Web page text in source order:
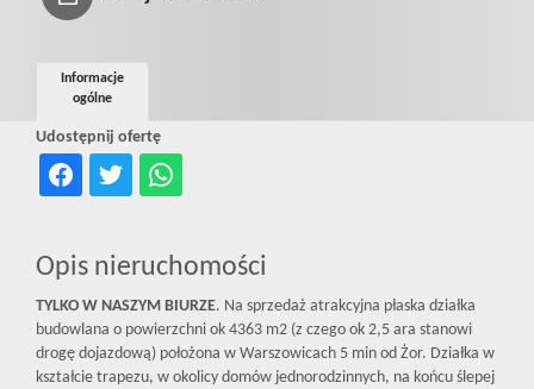
Udostępnij ofertę
Informacje
ogólne
Opis nieruchomości
TYLKO W NASZYM BIURZE. Na sprzedaż atrakcyjna płaska działka
budowlana o powierzchni ok 4363 m2 (z czego ok 2,5 ara stanowi
drogę dojazdową) położona w Warszowicach 5 min od Żor. Działka w
kształcie trapezu, w okolicy domów jednorodzinnych, na końcu ślepej